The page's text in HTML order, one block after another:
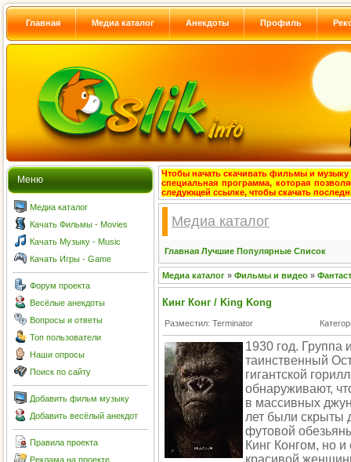
Главная Медиа каталог Анекдоты Профиль
Меню
Медиа каталог
Качать Фильмы - Movies
Качать Музыку - Music
Качать Игры - Game
Форум проекта
Весёлые анекдоты
Вопросы и ответы
Топ пользователи
Наши опросы
Поиск по сайту
Добавить фильм музыку
Добавить весёлый анекдот
Правила проекта
Реклама на проекте
Чтобы начать скачивать фильмы и музыку
специальная программа, которая
следующей ссылке, чтобы скачать
Медиа каталог
Главная Лучшие Популярные Список
Медиа каталог » Фильмы и видео »
Кинг Конг / King Kong
Разместил: Terminator
1930 год. Группа
таинственный
гигантской
обнаруживают,
в массивных
лет были скрыты
футовой
Кинг Конгом, но
красивой